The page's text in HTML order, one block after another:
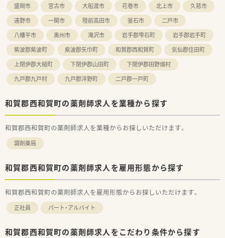
盛岡市 宮古市 大船渡市 花巻市 北上市
久慈市
遠野市
一関市 陸前高田市 釜石市
二戸市
八幡平市
奥州市 滝沢市 岩手郡雫石町
岩手郡岩手町
紫波郡紫波町
紫波郡矢巾町 和賀郡西和賀町
気仙郡住田町
上閉伊郡大槌町
下閉伊郡山田町
下閉伊郡田野畑村
九戸郡九戸村
九戸郡洋野町 二戸郡一戸町
和賀郡西和賀町の薬剤師求人を業種から探す
和賀郡西和賀町の薬剤師求人を業種からお探しいただけます。
調剤薬局
和賀郡西和賀町の薬剤師求人を雇用形態から探す
和賀郡西和賀町の薬剤師求人を雇用形態からお探しいただけます。
正社員 パート・アルバイト
和賀郡西和賀町の薬剤師求人をこだわり条件から探す